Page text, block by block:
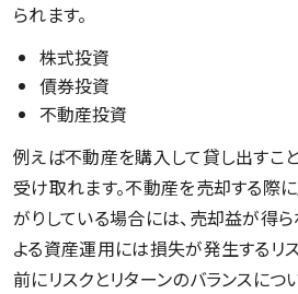
られます。
株式投資
債券投資
不動産投資
例えば不動産を購入して貸し出すこ
受け取れます。不動産を売却する際
がりしている場合には、売却益が得ら
よる資産運用には損失が発生するリ
前にリスクとリターンのバランスに